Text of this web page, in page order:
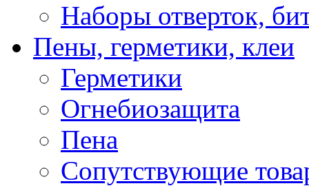
Наборы отверток,
Пены, герметики, клеи
Герметики
Огнебиозащита
Пена
Сопутствующие